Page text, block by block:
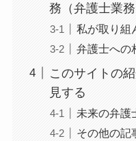
務（弁護士業務
私が取り組
弁護士への
このサイトの
見する
未来の弁護
その他の記